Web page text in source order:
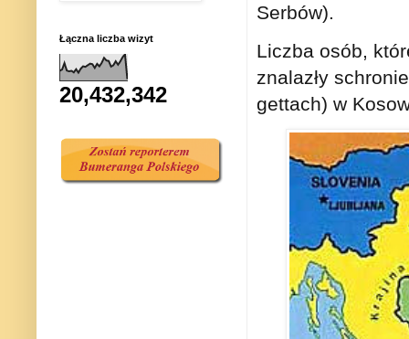
Serbów).
Liczba osób,
znalazły
gettach) w
Łączna liczba wizyt
20,432,342